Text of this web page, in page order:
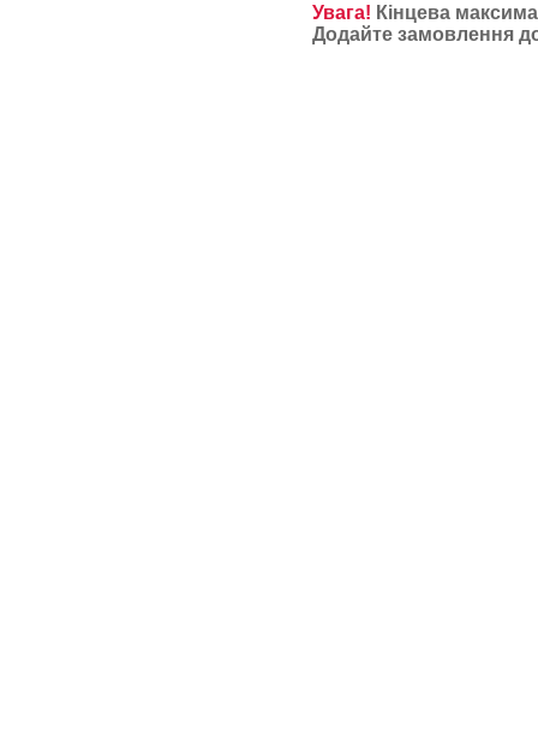
Увага! Кінцева
Додайте замовлення